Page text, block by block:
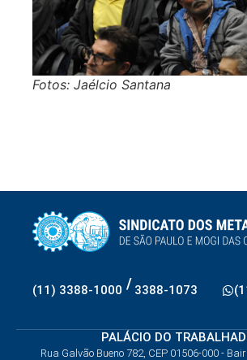
Fotos: Jaélcio Santana
(11) 3388-1000 / 3388-1073
PALÁCIO DO
Rua Galvão Bueno 782, CEP 01506-000 -